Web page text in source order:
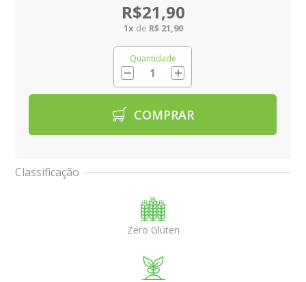
R$21,90
1x de R$ 21,90
Quantidade
COMPRAR
Classificação
Zero Glúten